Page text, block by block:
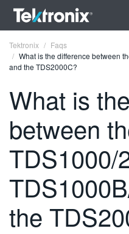
FRANÇAIS
DEUTSCH
VIỆT NAM
简体中文
Tektronix
Faqs
What is the difference between
and the TDS2000C?
What is
between
TDS1000/
the